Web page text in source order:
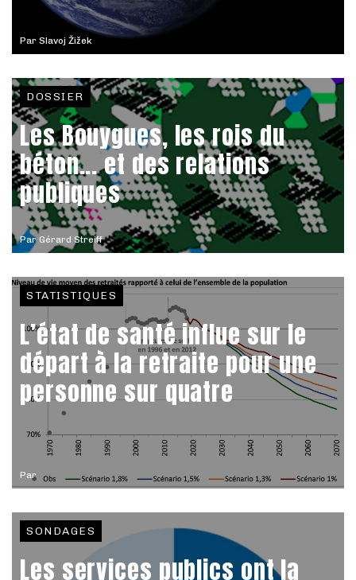
Par Slavoj Žižek
Par Gérard Streiff
DOSSIER
Les Bouygues, les rois du
béton... et des relations
publiques
Par
STATISTIQUES
L’état de santé influe sur le
départ à la retraite pour une
personne sur quatre
SONDAGES
Les services publics ont la